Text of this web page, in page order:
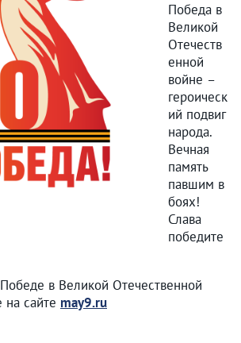
Победа в
Великой
Отечеств
енной
войне –
героическ
ий подвиг
народа.
Вечная
память
павшим в
боях!
Слава
победите
в Великой Отечественной
сайте may9.ru